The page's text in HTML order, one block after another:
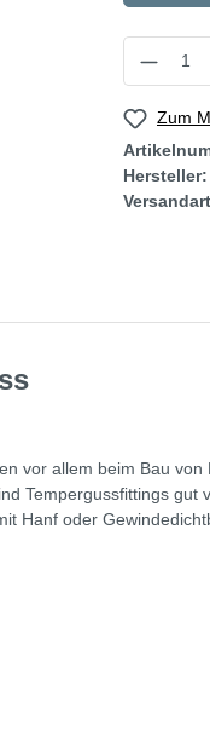
Zum
Hersteller:
vor allem beim Bau
Tempergussfittings
Hanf oder